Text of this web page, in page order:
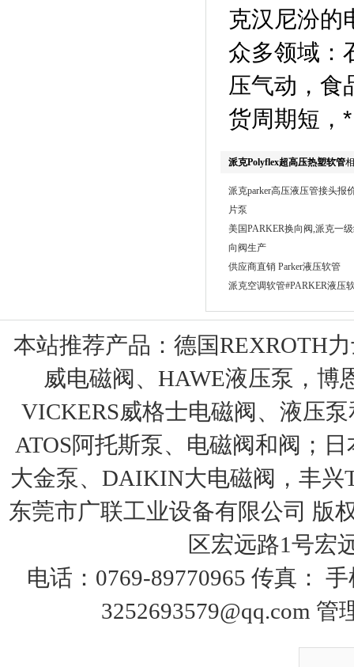
克汉尼汾的
众多领域：
压气动，食
货周期短，
派克Polyflex超高压热塑软管
派克parker高压液压管接头报
片泵
美国PARKER换向阀,派克一
向阀生产
供应商直销 Parker液压软管
派克空调软管#PARKER液压
本站推荐产品： 德国REXROTH
威电磁阀、HAWE液压泵，博
VICKERS威格士电磁阀、液压
ATOS阿托斯泵、电磁阀和阀；
大金泵、DAIKIN大电磁阀，丰
东莞市广联工业设备有限公司 版
区宏远路1号宏
电话：0769-89770965 传真：
3252693579@qq.com 管